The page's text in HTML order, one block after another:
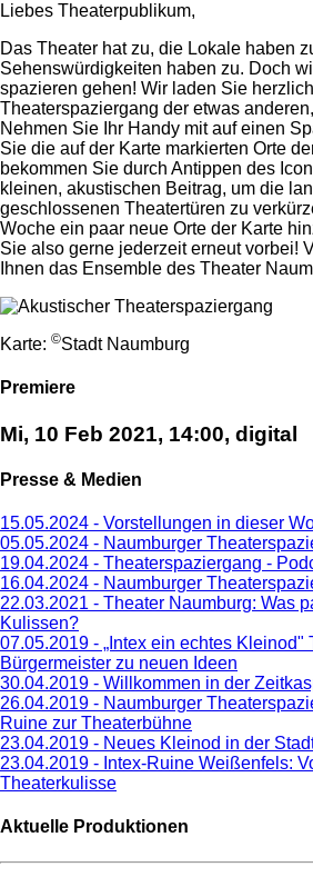
Liebes Theaterpublikum,
Das Theater hat zu, die Lokale haben
Sehenswürdigkeiten haben zu. Doch
spazieren gehen! Wir laden Sie
Theaterspaziergang der etwas
Nehmen Sie Ihr Handy mit auf einen
Sie die auf der Karte markierten Orte
bekommen Sie durch Antippen des
kleinen, akustischen Beitrag, um die
geschlossenen Theatertüren zu
Woche ein paar neue Orte der Karte
Sie also gerne jederzeit erneut vorbei!
Ihnen das Ensemble des Theater
Karte: ©Stadt Naumburg
Premiere
Mi, 10 Feb 2021, 14:00, digital
Presse & Medien
15.05.2024 - Vorstellungen in dieser
05.05.2024 - Naumburger
19.04.2024 - Theaterspaziergang -
16.04.2024 - Naumburger
22.03.2021 - Theater Naumburg: Was
Kulissen?
07.05.2019 - „Intex ein echtes Kleinod"
Bürgermeister zu neuen Ideen
30.04.2019 - Willkommen in der
26.04.2019 - Naumburger
Ruine zur Theaterbühne
23.04.2019 - Neues Kleinod in der
23.04.2019 - Intex-Ruine Weißenfels:
Theaterkulisse
Aktuelle Produktionen